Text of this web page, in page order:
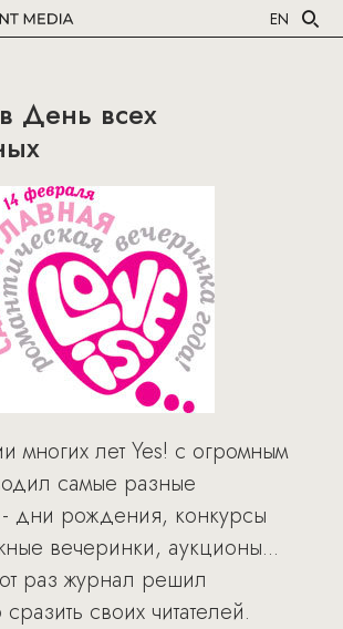
EN
День всех
многих лет Yes! с огромным
самые разные
дни рождения, конкурсы
вечеринки, аукционы...
раз журнал решил
своих читателей.